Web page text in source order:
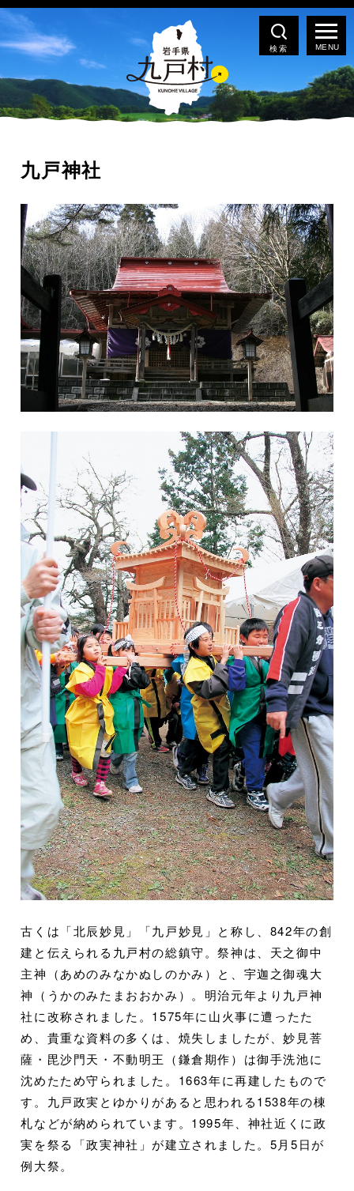
検索
九戸神社
古くは「北辰妙見」「九戸妙見」と称し、842年の創
建と伝えられる九戸村の総鎮守。祭神は、天之御中
主神（あめのみなかぬしのかみ）と、宇迦之御魂大
神（うかのみたまおおかみ）。明治元年より九戸神
社に改称されました。1575年に山火事に遭ったた
め、貴重な資料の多くは、焼失しましたが、妙見菩
薩・毘沙門天・不動明王（鎌倉期作）は御手洗池に
沈めたため守られました。1663年に再建したもので
す。九戸政実とゆかりがあると思われる1538年の棟
札などが納められています。1995年、神社近くに政
実を祭る「政実神社」が建立されました。5月5日が
例大祭。